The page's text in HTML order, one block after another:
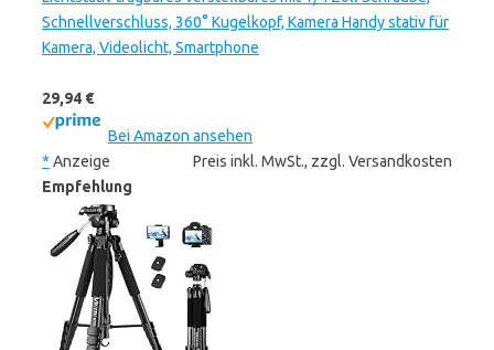
Schnellverschluss, 360° Kugelkopf, Kamera Handy stativ für
Kamera, Videolicht, Smartphone
29,94 €
Bei Amazon ansehen
* Anzeige
Preis inkl. MwSt., zzgl. Versandkosten
Empfehlung